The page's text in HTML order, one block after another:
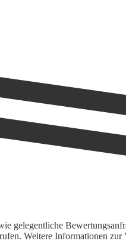
gelegentliche
Weitere Informationen